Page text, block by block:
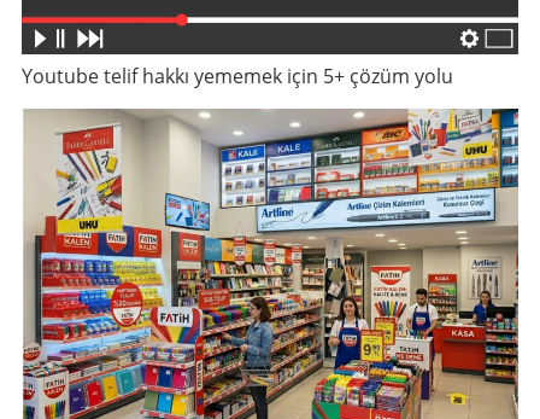
Youtube telif hakkı yememek için 5+ çözüm yolu